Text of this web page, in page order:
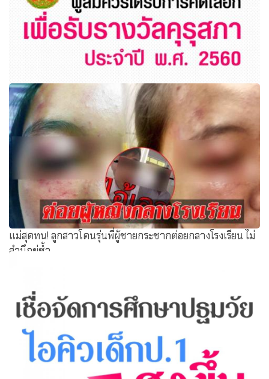
สพฐ.ประกาศรายชื่อผู้สมควรได้รับการคัดเลือกเพื่อรับรางวัล
คุรุสภา ประจำปี พ.ศ. 2560
แม่สุดทน! ลูกสาวโดนรุ่นพี่ผู้ชายกระชากต่อยกลางโรงเรียน ไม่
สำนึกขู่ซ้ำ